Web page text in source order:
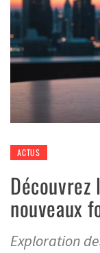
ACTUS
nouveaux
Exploration